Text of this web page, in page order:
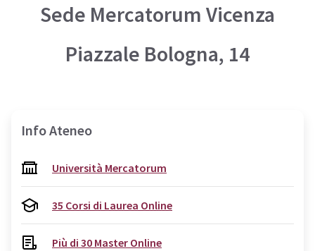
Sede Mercatorum Vicenza
Piazzale Bologna, 14
Info Ateneo
Università Mercatorum
35 Corsi di Laurea Online
Più di 30 Master Online